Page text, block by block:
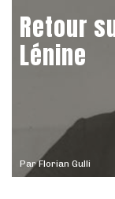
ParFlorian Gulli
Retour
Lénine